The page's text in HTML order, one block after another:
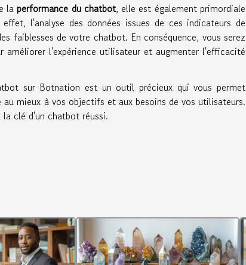
la performance du chatbot, elle est également primordiale
l'analyse des données issues de ces indicateurs de
faiblesses de votre chatbot. En conséquence, vous serez
améliorer l'expérience utilisateur et augmenter l'efficacité
sur Botnation est un outil précieux qui vous permet
mieux à vos objectifs et aux besoins de vos utilisateurs.
clé d'un chatbot réussi.